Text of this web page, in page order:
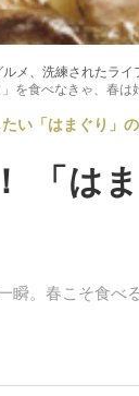
メ、洗練されたライ
を食べなきゃ、春は
い「はまぐり」
「は
瞬。春こそ食べ